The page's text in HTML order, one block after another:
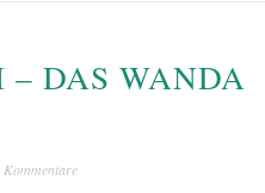
DAS WANDA
Kommentare